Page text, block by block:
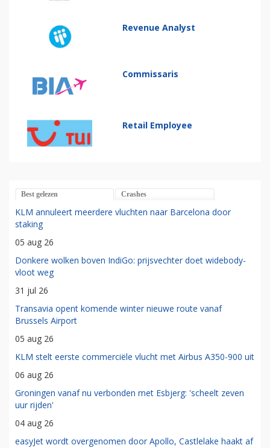
Revenue Analyst
Commissaris
Retail Employee
Best gelezen Crashes
KLM annuleert meerdere vluchten naar Barcelona door
staking
05 aug 26
Donkere wolken boven IndiGo: prijsvechter doet widebody-
vloot weg
31 jul 26
Transavia opent komende winter nieuwe route vanaf
Brussels Airport
05 aug 26
KLM stelt eerste commerciële vlucht met Airbus A350-900 uit
06 aug 26
Groningen vanaf nu verbonden met Esbjerg: 'scheelt zeven
uur rijden'
04 aug 26
easyJet wordt overgenomen door Apollo, Castlelake haakt af